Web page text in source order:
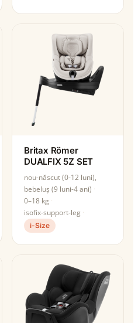
Britax Römer
DUALFIX 5Z SET
nou-născut (0-12 luni),
bebeluș (9 luni-4 ani)
0–18 kg
isofix-support-leg
i-Size